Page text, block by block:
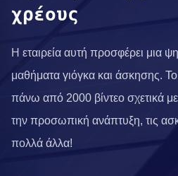
χρέους
Η εταιρεία αυτή προσφέρει μια
μαθήματα γιόγκα και άσκησης.
πάνω από 2000 βίντεο σχετικά με
την προσωπική ανάπτυξη, τις
πολλά άλλα!